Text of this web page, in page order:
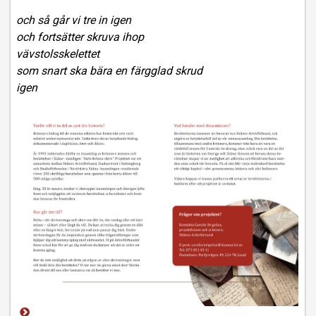
och så går vi tre in igen
och fortsätter skruva ihop
vävstolsskelettet
som snart ska bära en färgglad skrud
igen